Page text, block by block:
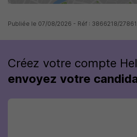
Publiée le 07/08/2026 - Réf : 3866218/
Créez votre compte
envoyez votre